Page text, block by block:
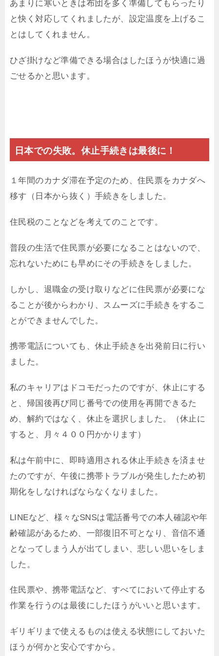
あまりに寒いときは布団を多く準備してもらったり
と快く対応してくれましたが、設定温度を上げるこ
とはしてくれません。
ひざ掛けなど準備できる場合はしたほうが快適に過
ごせるかと思います。
日本での失敗。休止手続きは最後に！
１年間のカナダ滞在予定のため、住民票をカナダへ
移す（日本から抜く）手続きをしました。
住民税のことなどを考えてのことです。
普段の生活で住民票が必要になることはないので、
忘れないためにも早めにその手続きをしました。
しかし、退職金の受け取りなどに住民票が必要にな
ることが後からわかり、スムーズに手続きをするこ
とができませんでした。
携帯電話についても、休止手続きを出発前日に行い
ました。
私のキャリアはドコモだったのですが、休止にする
と、帰国後再び同じ番号での使用を再開できるた
め、解約ではなく、休止を選択しました。（休止に
すると、月々４００円かかります）
私は午前中に、即時適用される休止手続きを済ませ
たのですが、午後に携帯トラブルが発生したため初
期化をしなければならなくなりました。
LINEなど、様々なSNSは電話番号での本人確認や年
齢確認があるため、一部復旧不可となり、音信不通
となってしまう人が出てしまい、悲しい思いをしま
した。
住民票や、携帯電話など、すべてにおいて停止する
作業を行うのは最後にしたほうがいいと思います。
ギリギリまで使えるものは使える状態にしておいた
ほうが何かと安心ですから。